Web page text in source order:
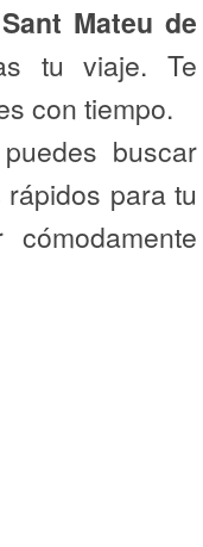
Mateu de
tu viaje. Te
con tiempo.
buscar
para tu